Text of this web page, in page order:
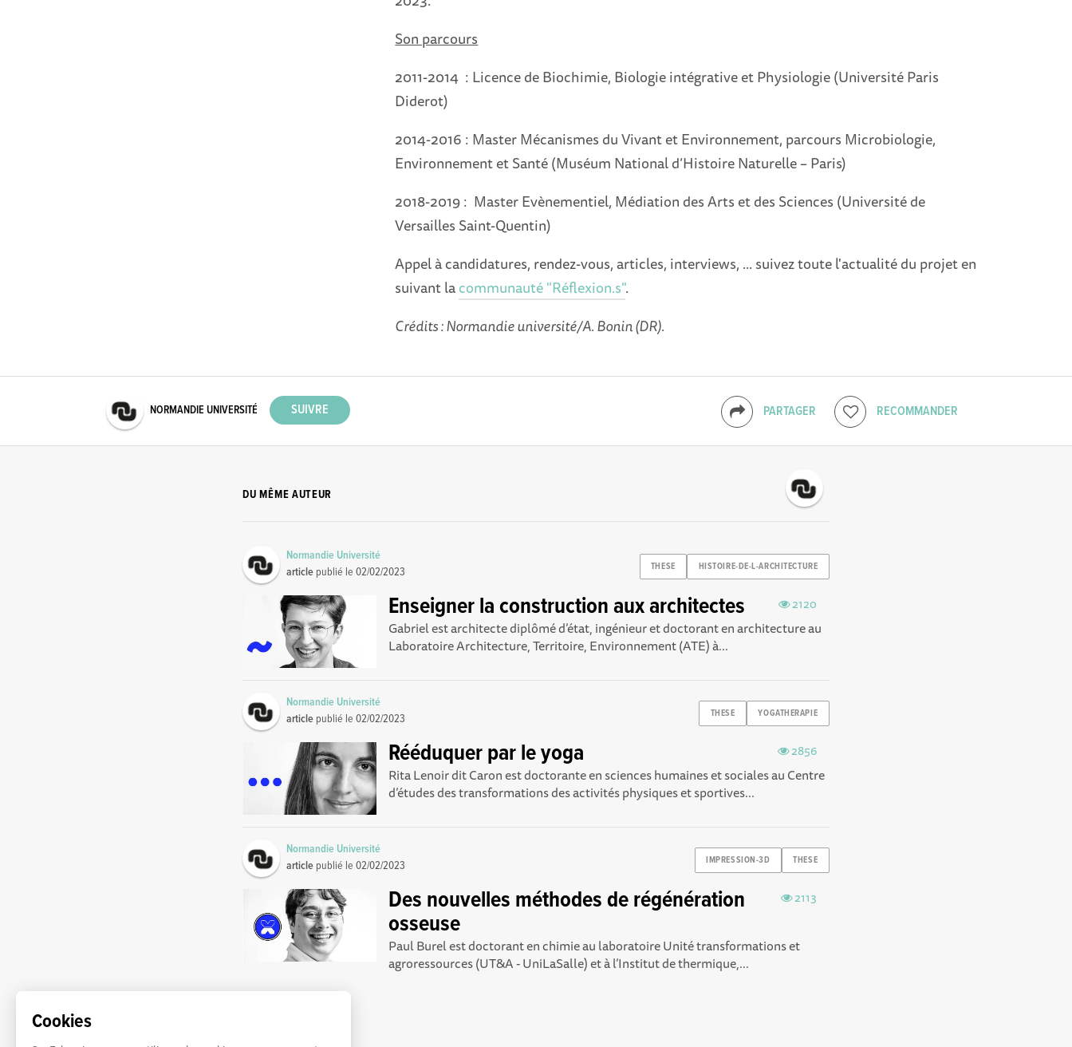
Cookies
Son parcours
2011-2014 : Licence de Biochimie, Biologie intégrative et Physiologie (Université Paris
Diderot)
2014-2016 : Master Mécanismes du Vivant et Environnement, parcours Microbiologie,
Environnement et Santé (Muséum National d’Histoire Naturelle – Paris)
2018-2019 : Master Evènementiel, Médiation des Arts et des Sciences (Université de
Versailles Saint-Quentin)
Appel à candidatures, rendez-vous, articles, interviews, ... suivez toute l'actualité du projet en
suivant lacommunauté "Réflexion.s".
Crédits : Normandie université/A. Bonin (DR).
PARTAGER RECOMMANDER
NORMANDIE UNIVERSITÉ
DU MÊME AUTEUR
THESE HISTOIRE-DE-L-ARCHITECTURE
Normandie Université
article publié le02/02/2023
2120
Enseigner la construction aux architectes
Gabriel est architecte diplômé d’état, ingénieur et doctorant en architecture au
Laboratoire Architecture, Territoire, Environnement (ATE) à...
THESE YOGATHERAPIE
Normandie Université
article publié le02/02/2023
2856
Rééduquer par le yoga
Rita Lenoir dit Caron est doctorante en sciences humaines et sociales au Centre
d’études des transformations des activités physiques et sportives...
IMPRESSION-3D THESE
Normandie Université
article publié le02/02/2023
2113
Des nouvelles méthodes de régénération
osseuse
Paul Burel est doctorant en chimie au laboratoire Unité transformations et
agroressources (UT&A - UniLaSalle ) et à l’Institut de thermique,...